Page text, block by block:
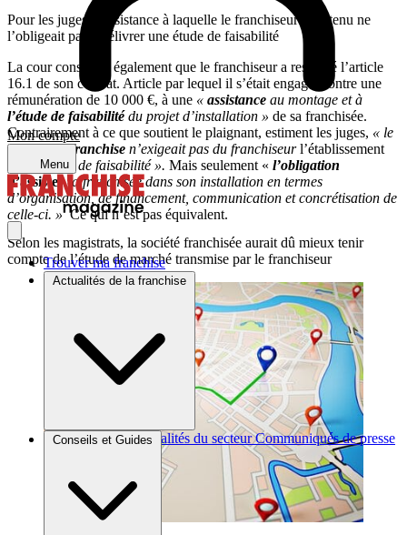
Mon compte
Menu
Trouver ma franchise
Actualités de la franchise
Brèves et actus Actualités du secteur Communiqués de presse
Conseils et Guides
Pour les juges, l’assistance à laquelle le franchiseur était tenu ne
l’obligeait pas à délivrer une étude de faisabilité
La cour considère également que le franchiseur a respecté l’article
16.1 de son contrat. Article par lequel il s’était engagé, contre une
rémunération de 10 000 €, à une « assistance au montage et à
l’étude de faisabilitédu projet d’installation » de sa franchisée.
Contrairement à ce que soutient le plaignant, estiment les juges, « le
contrat de franchise n’exigeait pas du franchiseurl’établissement
d’une étude de faisabilité ». Mais seulement « l’obligation
d’assister la franchisée dans son installation en termes
d’organisation, de financement, communication et concrétisation de
celle-ci. »Ce qui n’est pas équivalent.
Selon les magistrats, la société franchisée aurait dû mieux tenir
compte de l’étude de marché transmise par le franchiseur